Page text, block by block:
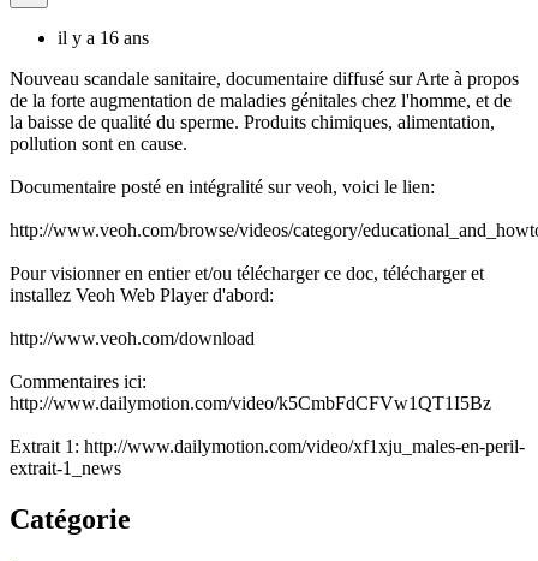
il y a 16 ans
Nouveau scandale sanitaire, documentaire diffusé sur Arte à propos
de la forte augmentation de maladies génitales chez l'homme, et de
la baisse de qualité du sperme. Produits chimiques, alimentation,
pollution sont en cause.
Documentaire posté en intégralité sur veoh, voici le lien:
http://www.veoh.com/browse/videos/category/
Pour visionner en entier et/ou télécharger ce doc, télécharger et
installez Veoh Web Player d'abord:
http://www.veoh.com/download
Commentaires ici:
http://www.dailymotion.com/video/k5CmbFdCFVw1QT1I5Bz
Extrait 1: http://www.dailymotion.com/video/xf1xju_males-en-peril-
extrait-1_news
Catégorie